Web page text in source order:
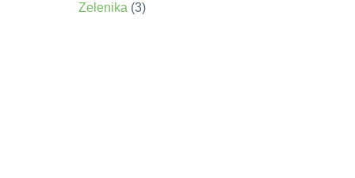
Zelenika (3)